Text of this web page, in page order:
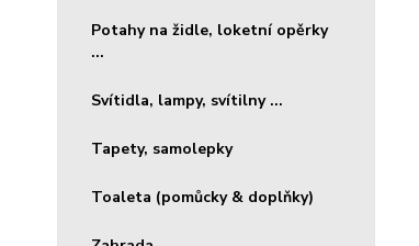
Potahy na židle, loketní opěrky
...
Svítidla, lampy, svítilny ...
Tapety, samolepky
Toaleta (pomůcky & doplňky)